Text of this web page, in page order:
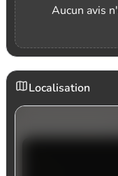
Aucun avis
Localisation